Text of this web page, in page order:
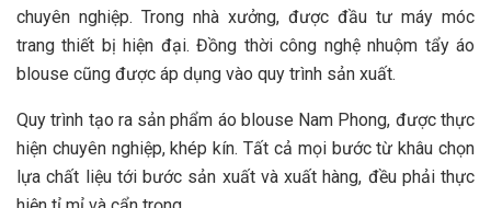
chuyên nghiệp. Trong nhà xưởng, được đầu tư máy móc
trang thiết bị hiện đại. Đồng thời công nghệ nhuộm tẩy áo
blouse cũng được áp dụng vào quy trình sản xuất.
Quy trình tạo ra sản phẩm áo blouse Nam Phong, được thực
hiện chuyên nghiệp, khép kín. Tất cả mọi bước từ khâu chọn
lựa chất liệu tới bước sản xuất và xuất hàng, đều phải thực